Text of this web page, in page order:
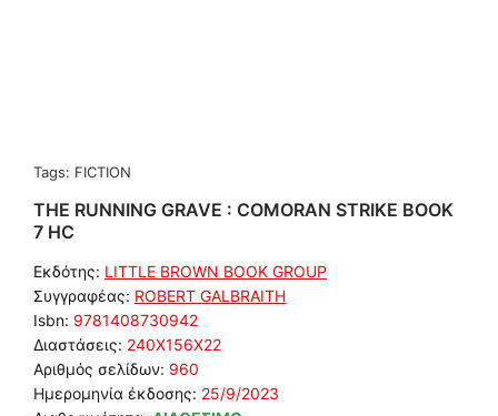
Tags: FICTION
THE RUNNING GRAVE : COMORAN STRIKE BOOK
7 HC
Εκδότης: LITTLE BROWN BOOK GROUP
Συγγραφέας: ROBERT GALBRAITH
Isbn: 9781408730942
Διαστάσεις: 240Χ156Χ22
Αριθμός σελίδων: 960
Ημερομηνία έκδοσης: 25/9/2023